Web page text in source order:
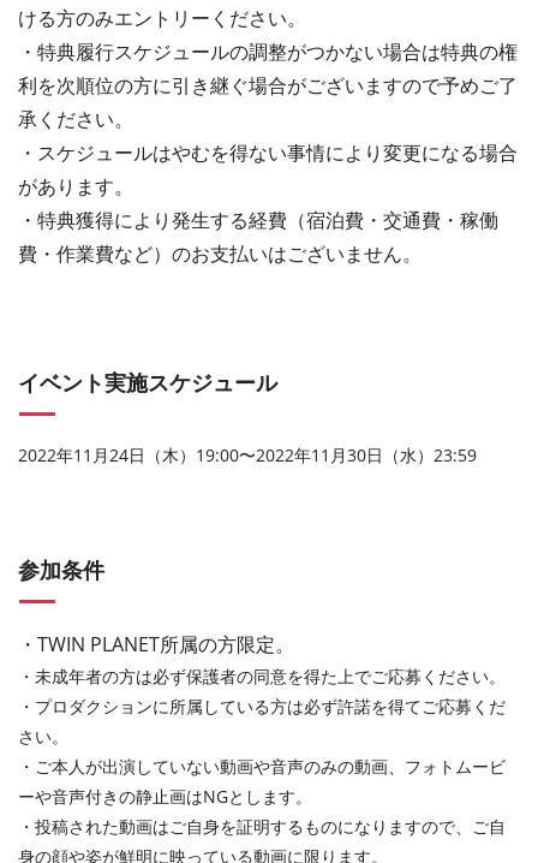
ける方のみエントリーください。
・特典履行スケジュールの調整がつかない場合は特典の権
利を次順位の方に引き継ぐ場合がございますので予めご了
承ください。
・スケジュールはやむを得ない事情により変更になる場合
があります。
・特典獲得により発生する経費 （宿泊費・交通費・稼働
費・作業費など） のお支払いはございません。
イベント実施スケジュール
2022年11月24日（木）19:00〜2022年11月30日（水）23:59
参加条件
・TWIN PLANET所属の方限定。
・未成年者の方は必ず保護者の同意を得た上でご応募ください。
・プロダクションに所属している方は必ず許諾を得てご応募くだ
さい。
・ご本人が出演していない動画や音声のみの動画、フォトムービ
ーや音声付きの静止画はNGとします。
・投稿された動画はご自身を証明するものになりますので、ご自
身の顔や姿が鮮明に映っている動画に限ります。